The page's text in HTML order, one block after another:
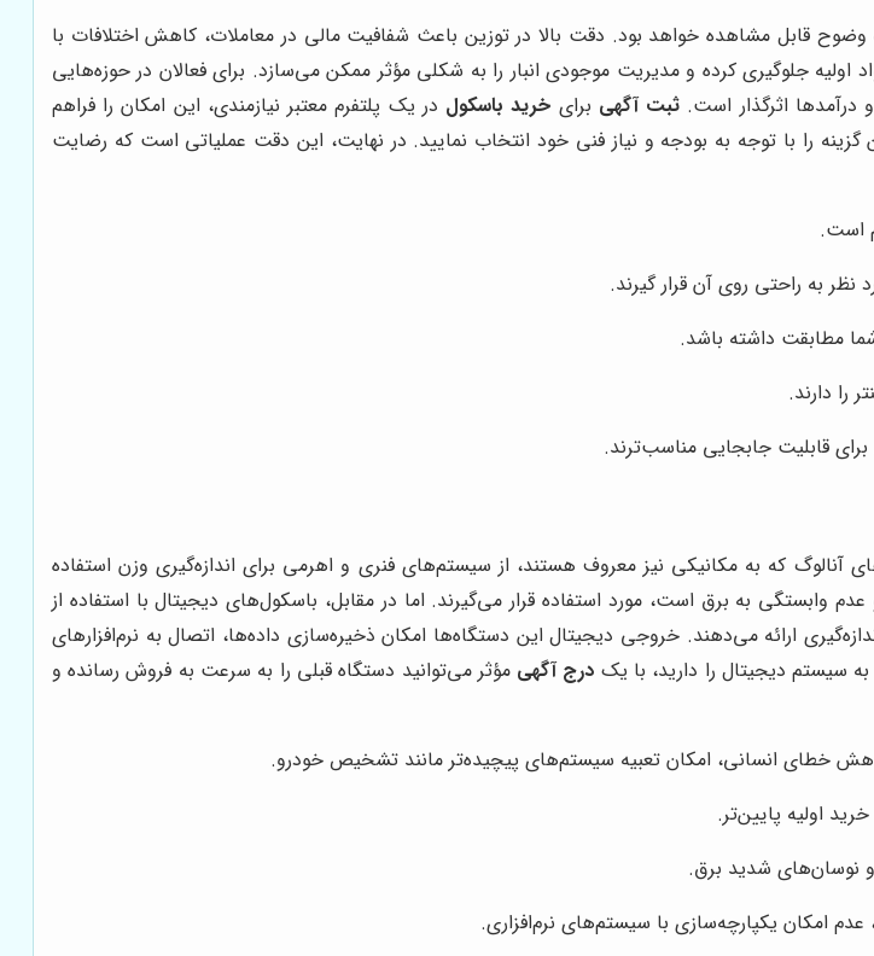
قابل مشاهده خواهد بود. دقت بالا در توزین باعث شفافیت مالی در معاملات، کاهش اختلافات با
جلوگیری کرده و مدیریت موجودی انبار را به شکلی مؤثر ممکن می‌سازد. برای فعالان در حوزه‌هایی
درآمدها اثرگذار است. ثبت آگهی برای خرید باسکول در یک پلتفرم معتبر نیازمندی، این امکان را فراهم
گزینه را با توجه به بودجه و نیاز فنی خود انتخاب نمایید. در نهایت، این دقت عملیاتی است که رضایت
است.
نظر به راحتی روی آن قرار گیرند.
مطابقت داشته باشد.
را دارند.
قابلیت جابجایی مناسب‌ترند.
که به مکانیکی نیز معروف هستند، از سیستم‌های فنری و اهرمی برای اندازه‌گیری وزن استفاده
وابستگی به برق است، مورد استفاده قرار می‌گیرند. اما در مقابل، باسکول‌های دیجیتال با استفاده از
ارائه می‌دهند. خروجی دیجیتال این دستگاه‌ها امکان ذخیره‌سازی داده‌ها، اتصال به نرم‌افزارهای
سیستم دیجیتال را دارید، با یک درج آگهی مؤثر می‌توانید دستگاه قبلی را به سرعت به فروش رسانده و
کاهش خطای انسانی، امکان تعبیه سیستم‌های پیچیده‌تر مانند تشخیص خودرو.
اولیه پایین‌تر.
نوسان‌های شدید برق.
امکان یکپارچه‌سازی با سیستم‌های نرم‌افزاری.